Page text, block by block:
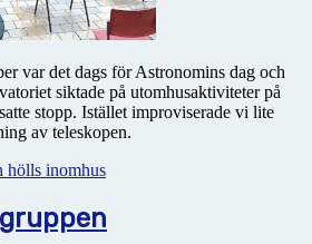
var det dags för Astronomins dag och
siktade på utomhusaktiviteter på
stopp. Istället improviserade vi lite
av teleskopen.
hölls inomhus